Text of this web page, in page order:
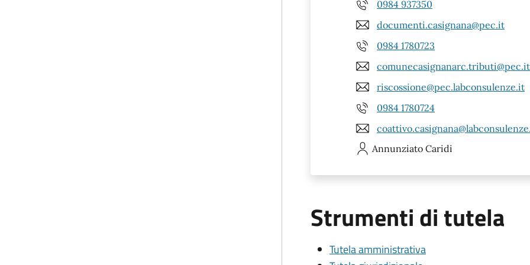
0984 937350
documenti.casignana@pec.it
0984 1780723
comunecasignanarc.tributi@pec.it
riscossione@pec.labconsulenze.it
0984 1780724
Annunziato Caridi
Strumenti di tutela
Tutela amministrativa